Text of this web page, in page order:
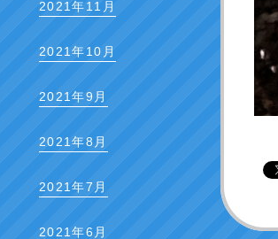
2021年11月
2021年10月
2021年9月
2021年8月
2021年7月
2021年6月